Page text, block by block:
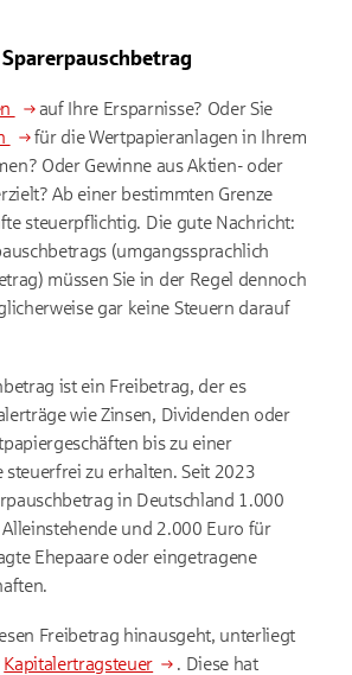
auf Ihre Ersparnisse? Oder Sie
für die Wertpapieranlagen in Ihrem
Oder Gewinne aus Aktien- oder
Ab einer bestimmten Grenze
steuerpflichtig. Die gute Nachricht:
(umgangssprachlich
müssen Sie in der Regel dennoch
gar keine Steuern darauf
ist ein Freibetrag, der es
wie Zinsen, Dividenden oder
bis zu einer
steuerfrei zu erhalten. Seit 2023
in Deutschland 1.000
und 2.000 Euro für
Ehepaare oder eingetragene
Freibetrag hinausgeht, unterliegt
Kapitalertragsteuer
. Diese hat